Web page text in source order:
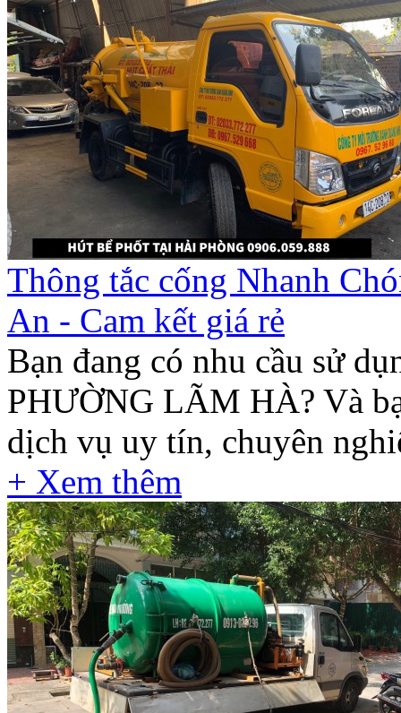
Thông tắc cống Nhanh
An - Cam kết giá rẻ
Bạn đang có nhu cầu sử
PHƯỜNG LÃM HÀ? Và
dịch vụ uy tín, chuyên
+ Xem thêm